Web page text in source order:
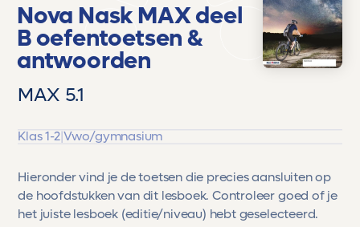
Nova Nask MAX deel
B oefentoetsen &
antwoorden
MAX 5.1
Klas 1-2|Vwo/gymnasium
Hieronder vind je de toetsen die precies aansluiten op
de hoofdstukken van dit lesboek. Controleer goed of je
het juiste lesboek (editie/niveau) hebt geselecteerd.